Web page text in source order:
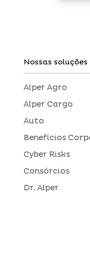
Nossas soluções
Alper Agro
Alper Cargo
Auto
Benefícios
Cyber Risks
Consórcios
Dr. Alper